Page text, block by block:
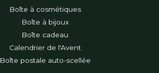
Boîte à cosmétiques
Boîte à bijoux
Boîte cadeau
Calendrier de l'Avent
Boîte postale auto-scellée